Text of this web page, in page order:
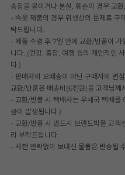
송장을 붙이거나 분실, 훼손의 경우 교
- 속옷 제품의 경우 위생상의 문제로 구
탁드립니다.
- 제품 수령 후 7일 안에 교환/반품이
니다. (건강, 출장, 여행 등의 개인적인
다.)
- 판매자의 오배송이 아닌 구매자의 변
교환/반품은 배송비(6천원)을 고객님께
- 교환/반품 시 택배사는 우체국 택배를
금이 발생됩니다.)
- 교환/반품 시 반드시 브랜드빅몰 고
리 부탁드립니다.
- 사전 연락없이 보내신 물품은 반송될